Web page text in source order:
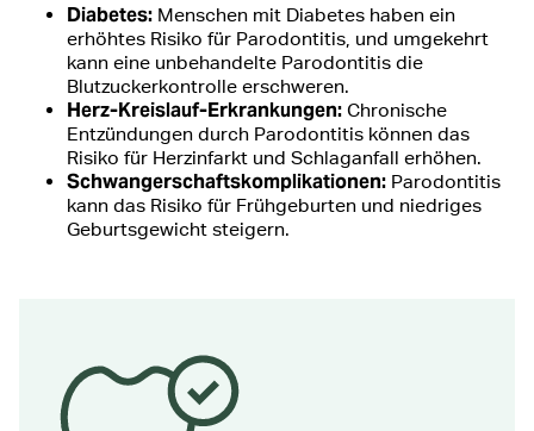
Diabetes: Menschen mit Diabetes haben ein
erhöhtes Risiko für Parodontitis, und umgekehrt
kann eine unbehandelte Parodontitis die
Blutzuckerkontrolle erschweren.
Herz-Kreislauf-Erkrankungen: Chronische
Entzündungen durch Parodontitis können das
Risiko für Herzinfarkt und Schlaganfall erhöhen.
Schwangerschaftskomplikationen: Parodontitis
kann das Risiko für Frühgeburten und niedriges
Geburtsgewicht steigern.